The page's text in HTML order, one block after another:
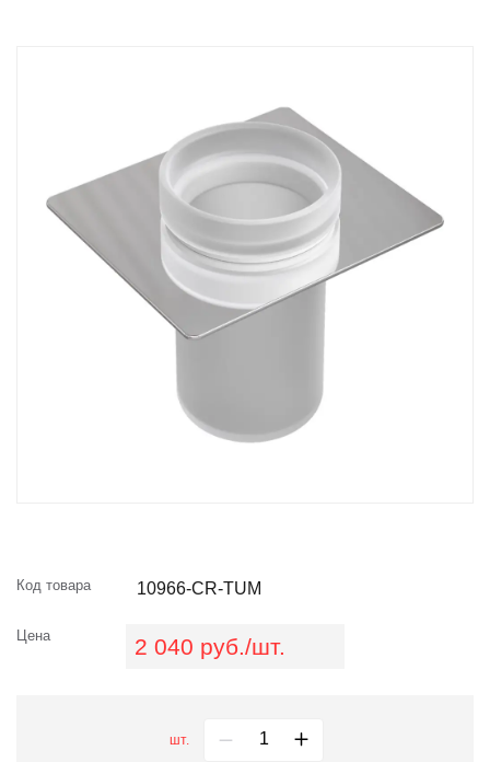
Код товара 10966-CR-TUM
Цена 2 040 руб./шт.
шт.